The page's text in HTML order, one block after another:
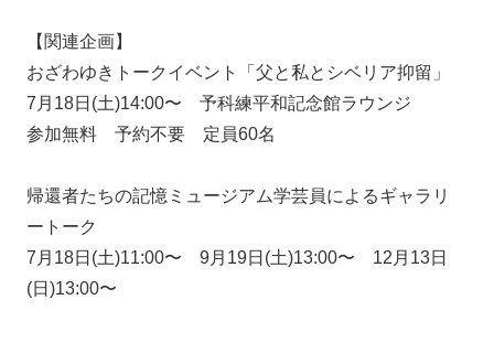
【関連企画】
おざわゆきトークイベント「父と私とシベリア抑留」
7月18日(土)14:00〜 予科練平和記念館ラウンジ
参加無料 予約不要 定員60名
帰還者たちの記憶ミュージアム学芸員によるギャラリ
ートーク
7月18日(土)11:00〜 9月19日(土)13:00〜 12月13日
(日)13:00〜